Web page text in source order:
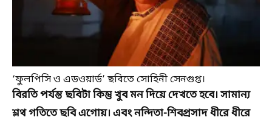
‘ফুলপিসি ও এডওয়ার্ড’ ছবিতে সোহিনী সেনগুপ্ত।
বিরতি পর্যন্ত ছবিটা কিন্তু খুব মন দিয়ে দেখতে হবে। সামান্য
শ্লথ গতিতে ছবি এগোয়। এবং নন্দিতা-শিবপ্রসাদ ধীরে ধীরে